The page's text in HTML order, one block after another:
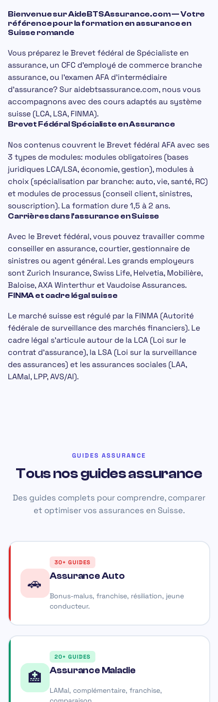
Bienvenue sur AideBTSAssurance.com — Votre
référence pour la formation en assurance en
Suisse romande
Vous préparez leBrevet fédéral de Spécialiste en
assurance, un CFC d'employé de commerce branche
assurance, ou l'examen AFA d'intermédiaire
d'assurance? Sur aidebtsassurance.com, nous vous
accompagnons avec des cours adaptés au système
suisse (LCA, LSA, FINMA).
Brevet Fédéral Spécialiste en Assurance
Nos contenus couvrent leBrevet fédéral AFAavec ses
3 types de modules: modules obligatoires (bases
juridiques LCA/LSA, économie, gestion), modules à
choix (spécialisation par branche: auto, vie, santé, RC)
et modules de processus (conseil client, sinistres,
souscription). La formation dure 1,5 à 2 ans.
Carrières dans l'assurance en Suisse
Avec le Brevet fédéral, vous pouvez travailler comme
conseiller en assurance, courtier, gestionnaire de
sinistres ou agent général. Les grands employeurs
sontZurich Insurance,Swiss Life, Helvetia, Mobilière,
Baloise,AXA Winterthur etVaudoise Assurances.
FINMA et cadre légal suisse
Le marché suisse est régulé par la FINMA (Autorité
fédérale de surveillance des marchés financiers). Le
cadre légal s'articule autour de la LCA (Loi sur le
contrat d'assurance), la LSA (Loi sur la surveillance
des assurances) et les assurances sociales (LAA,
LAMal, LPP,AVS/AI).
GUIDES ASSURANCE
Tous nos guides assurance
Des guides complets pour comprendre, comparer
et optimiser vos assurances en Suisse.
🚗
30+ GUIDES
Assurance Auto
Bonus-malus, franchise, résiliation, jeune
conducteur.
🏥
20+ GUIDES
Assurance Maladie
LAMal, complémentaire, franchise,